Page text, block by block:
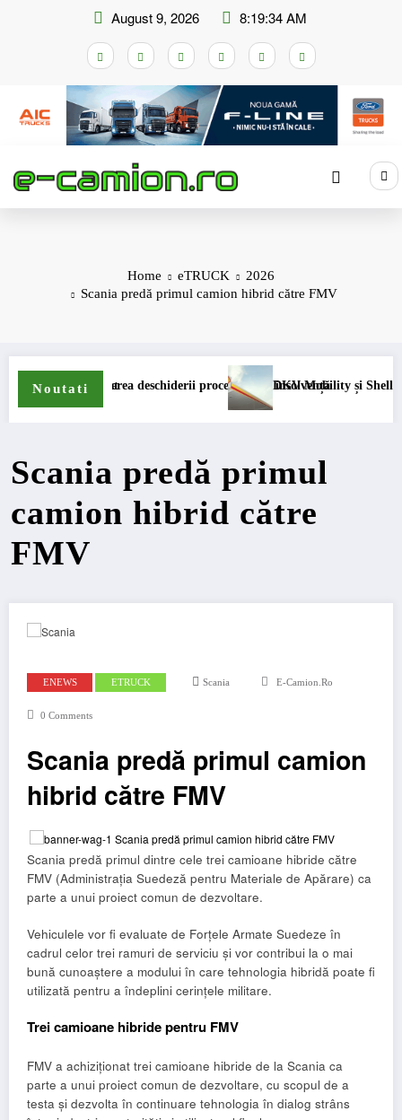
August 9, 2026 8:19:35 AM
Home eTRUCK
2026
Scania predă primul camion hibrid către FMV
Noutati
deschiderii procedurii de insolvențăDKV Mobility și Shell își extind
Scania predă primul
camion hibrid către
FMV
ENEWS ETRUCK Scania E-Camion.ro
0 Comments
Scania predă primul camion
hibrid către FMV
Scania predă primul dintre cele trei camioane hibride către
FMV (Administrația Suedeză pentru Materiale de Apărare) ca
parte a unui proiect comun de dezvoltare.
Vehiculele vor fi evaluate de Forțele Armate Suedeze în
cadrul celor trei ramuri de serviciu și vor contribui la o mai
bună cunoaștere a modului în care tehnologia hibridă poate fi
utilizată pentru a îndeplini cerințele militare.
Trei camioane hibride pentru FMV
FMV a achiziționat trei camioane hibride de la Scania ca
parte a unui proiect comun de dezvoltare, cu scopul de a
testa și dezvolta în continuare tehnologia în dialog strâns